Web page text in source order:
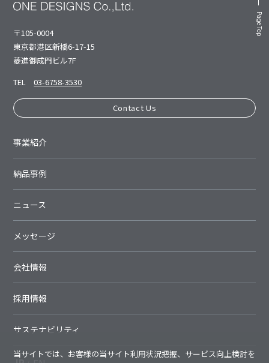
Page Top
〒105-0004
東京都港区新橋6-17-15
菱進御成⾨ビル7F
TEL
03-6758-3530
Contact Us
事業紹介
納品事例
ニュース
メッセージ
会社情報
採用情報
サステナビリティ
当サイトでは、お客様の当サイト利用状況把握、サービス向上検討を